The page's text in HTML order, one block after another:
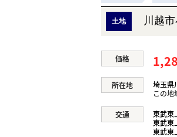
土地 川越
価格
所在地 埼玉県
この地
交通 東武東
東武東
東武東